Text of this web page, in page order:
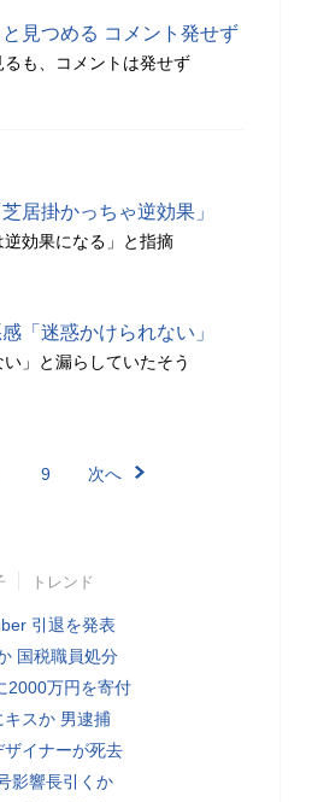
見つめる コメント発せず
も、コメントは発せず
居掛かっちゃ逆効果」
効果になる」と指摘
「迷惑かけられない」
」と漏らしていたそう
9 次へ
トレンド
引退を発表
国税職員処分
2000万円を寄付
スか 男逮捕
ザイナーが死去
影響長引くか